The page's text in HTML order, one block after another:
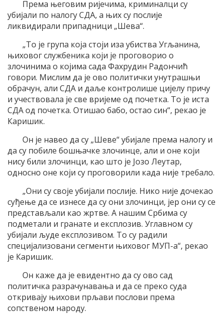
Према његовим ријечима, криминалци су
убијали по налогу СДА, а њих су послије
ликвидирали припадници „Шева“.
„То је група која стоји иза убиства Угљанина,
њиховог службеника који је проговорио о
злочинима о којима сада Фахрудин Радончић
говори. Мислим да је ово политички унутрашњи
обрачун, али СДА и даље контролише цијелу причу
и учествовала је све вријеме од почетка. То је иста
СДА од почетка. Отишао бабо, остао син“, рекао је
Каришик.
Он је навео да су „Шеве“ убијале према налогу и
да су побиле бошњачке злочинце, али и оне који
нису били злочинци, као што је Јозо Леутар,
односно оне који су проговорили када није требало.
„Они су своје убијали послије. Нико није дочекао
суђење да се изнесе да су они злочинци, јер они су се
представљали као жртве. А нашим Србима су
подметали и гранате и експлозив. Углавном су
убијали људе експлозивом. То су радили
специјализовани сегменти њиховог МУП-а“, рекао
је Каришик.
Он каже да је евидентно да су ово сад
политичка разрачунавања и да се преко суда
откривају њихови прљави послови према
сопственом народу.